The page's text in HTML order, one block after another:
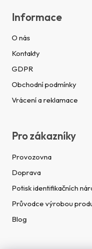
Informace
O nás
Kontakty
GDPR
Obchodní podmínky
Vrácení a reklamace
Pro zákazníky
Provozovna
Doprava
Potisk identifikačních
Průvodce výrobou
Blog